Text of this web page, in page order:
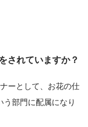
されていますか？
ーとして、お花の仕
部門に配属になり